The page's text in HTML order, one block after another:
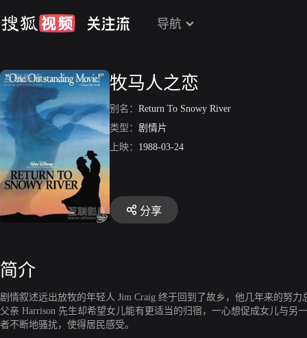
导航
牧马人之恋
别名： Return To Snowy River
类型： 剧情片
上映： 1988-03-24
分享
简介
剧情叙述远出放牧的年轻人 Jim Craig 终于回到了故乡，他几年来的努
父亲 Harrison 先生却希望女儿能有更适当的归宿，一心想促成女儿与
者不断地骚扰，使得居民感受。